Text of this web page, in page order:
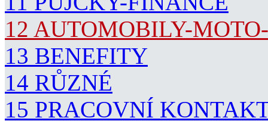
12 AUTOMOBILY-
13 BENEFITY
14 RŮZNÉ
15 PRACOVNÍ